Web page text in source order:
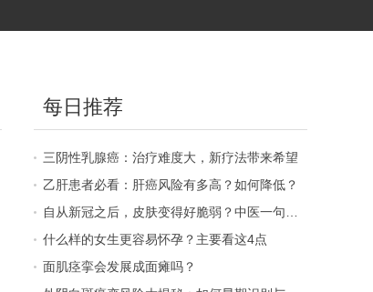
每日推荐
三阴性乳腺癌：治疗难度大，新疗法带来希望
乙肝患者必看：肝癌风险有多高？如何降低？
什么样的女生更容易怀孕？主要看这4点
面肌痉挛会发展成面瘫吗？